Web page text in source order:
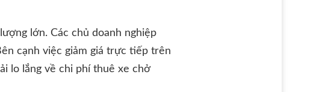
lớn. Các chủ doanh nghiệp
cạnh việc giảm giá trực tiếp trên
lo lắng về chi phí thuê xe chở